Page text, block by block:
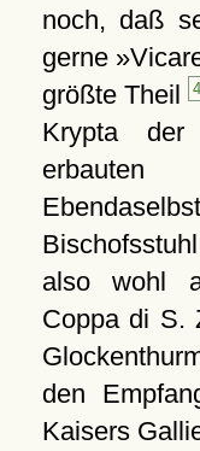
noch, daß
gerne
größte Theil 4
Krypta
erbauten
also wohl
Coppa di S.
den
Kaisers